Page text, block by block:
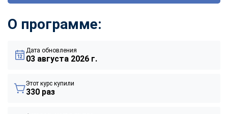
О программе:
Дата обновления
03 августа 2026 г.
Этот курс купили
330 раз